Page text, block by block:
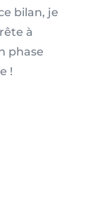
bilan, je
à
phase
!